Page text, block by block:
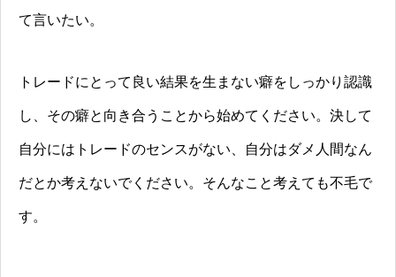
て言いたい。
トレードにとって良い結果を生まない癖をしっかり認識
し、その癖と向き合うことから始めてください。決して
自分にはトレードのセンスがない、自分はダメ人間なん
だとか考えないでください。そんなこと考えても不毛で
す。